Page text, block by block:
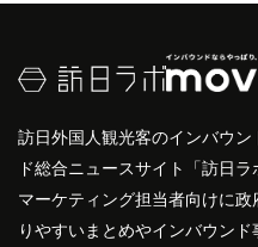
訪日外国人観光客のインバウ
ド総合ニュースサイト「訪日
マーケティング担当者向けに
りやすいまとめやインバウン